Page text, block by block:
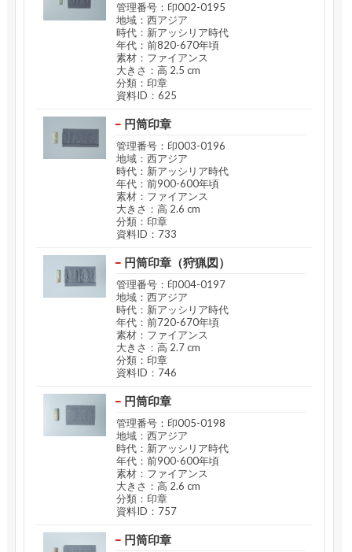
管理番号：印002-0195
地域：西アジア
時代：新アッシリア時代
年代：前820-670年頃
素材：ファイアンス
大きさ：高 2.5 cm
分類：印章
資料ID：625
円筒印章
管理番号：印003-0196
地域：西アジア
時代：新アッシリア時代
年代：前900-600年頃
素材：ファイアンス
大きさ：高 2.6 cm
分類：印章
資料ID：733
円筒印章（狩猟図）
管理番号：印004-0197
地域：西アジア
時代：新アッシリア時代
年代：前720-670年頃
素材：ファイアンス
大きさ：高 2.7 cm
分類：印章
資料ID：746
円筒印章
管理番号：印005-0198
地域：西アジア
時代：新アッシリア時代
年代：前900-600年頃
素材：ファイアンス
大きさ：高 2.6 cm
分類：印章
資料ID：757
円筒印章